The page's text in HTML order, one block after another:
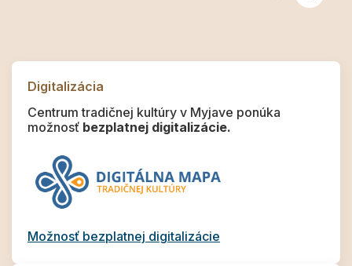
Digitalizácia
Centrum tradičnej kultúry v Myjave ponúka
možnosť bezplatnej digitalizácie.
Možnosť bezplatnej digitalizácie